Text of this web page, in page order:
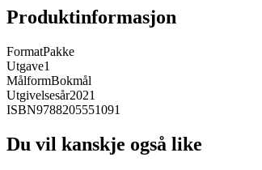
Produktinformasjon
FormatPakke
Utgave1
MålformBokmål
Utgivelsesår2021
ISBN9788205551091
Du vil kanskje også like